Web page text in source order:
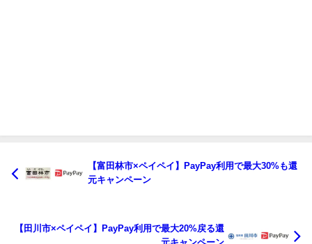
【富田林市×ペイペイ】PayPay利用で最大30%も還
元キャンペーン
【田川市×ペイペイ】PayPay利用で最大20%戻る還